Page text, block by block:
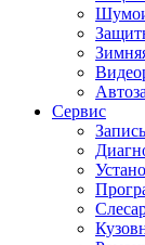
Сервис